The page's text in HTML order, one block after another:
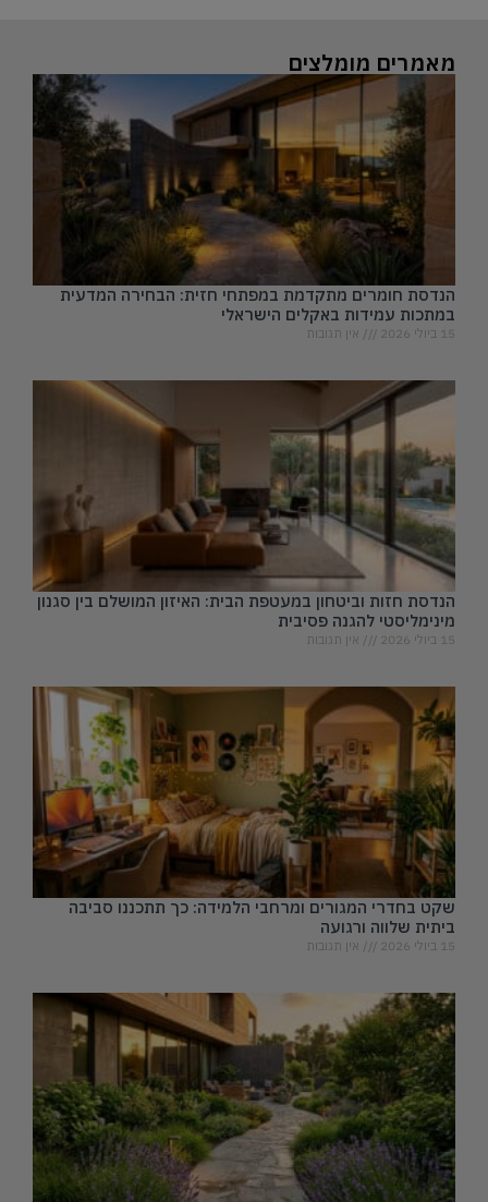
מאמרים מומלצים
הנדסת חומרים מתקדמת במפתחי חזית: הבחירה המדעית
במתכות עמידות באקלים הישראלי
15 ביולי 2026 אין תגובות
הנדסת חזות וביטחון במעטפת הבית: האיזון המושלם בין סגנון
מינימליסטי להגנה פסיבית
15 ביולי 2026 אין תגובות
שקט בחדרי המגורים ומרחבי הלמידה: כך תתכננו סביבה
ביתית שלווה ורגועה
15 ביולי 2026 אין תגובות